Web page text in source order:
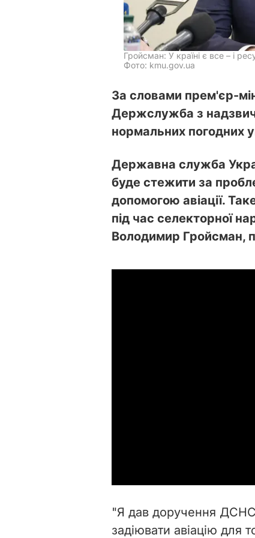
Гройсман: У країні є все – і
Фото: kmu.gov.ua
За словами прем'єр-
Держслужба з
нормальних погодних
Державна служба
буде стежити за
допомогою авіації.
під час селекторної
Володимир Гройсман,
"Я дав доручення
задіювати авіацію для